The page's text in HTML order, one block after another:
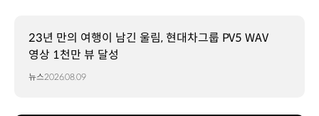
23년 만의 여행이 남긴 울림, 현대차그룹 PV5 WAV
영상 1천만 뷰 달성
뉴스2026.08.09